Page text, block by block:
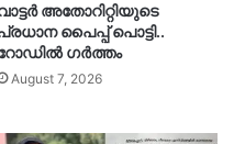
അതോറിറ്റിയുടെ
പൈപ്പ് പൊട്ടി..
ഗർത്തം
August 7, 2026